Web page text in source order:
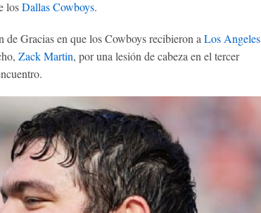
losDallas Cowboys.
Gracias en que los Cowboys recibieron a Los Angeles
Zack Martin, por una lesión de cabeza en el tercer